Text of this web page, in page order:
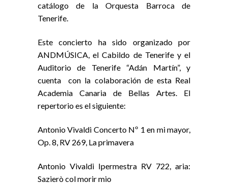
catálogo de la Orquesta Barroca de
Tenerife.
Este concierto ha sido organizado por
ANDMÚSICA, el Cabildo de Tenerife y el
Auditorio de Tenerife “Adán Martín”, y
cuenta con la colaboración de esta Real
Academia Canaria de Bellas Artes. El
repertorio es el siguiente:
Antonio Vivaldi Concerto Nº 1 en mi mayor,
Op. 8, RV 269, La primavera
Antonio Vivaldi Ipermestra RV 722, aria:
Sazierò col morir mio